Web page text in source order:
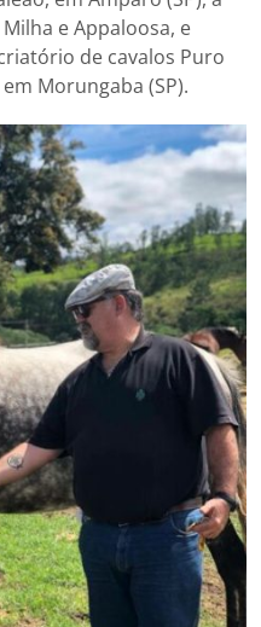
e Appaloosa, e
de cavalos Puro
Morungaba (SP).